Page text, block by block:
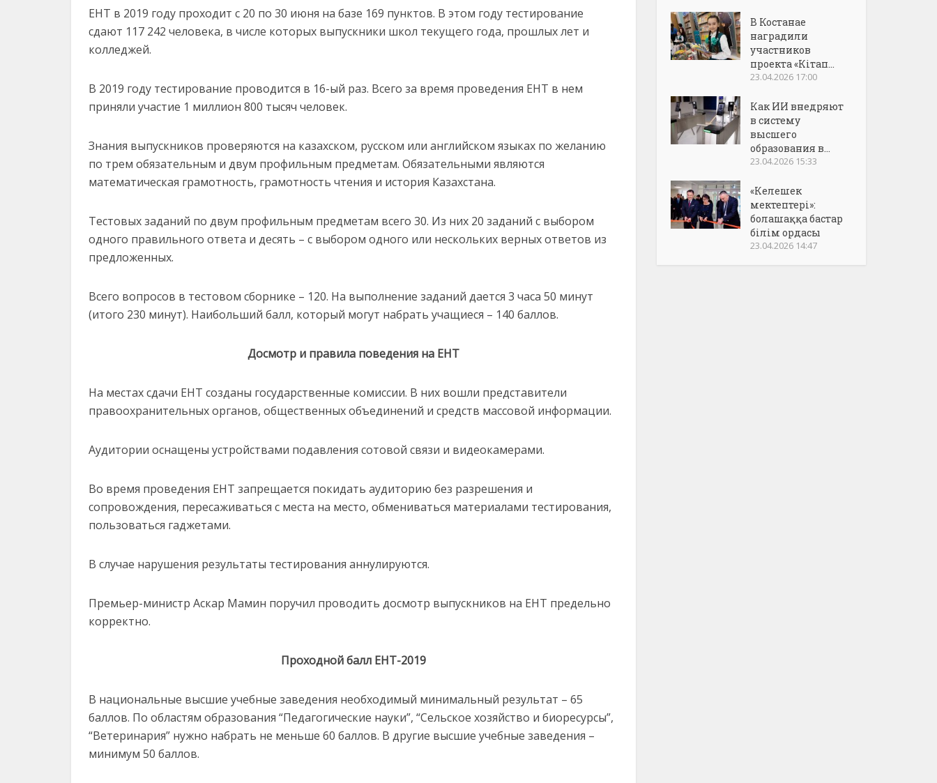
ЕНТ в 2019 году проходит с 20 по 30 июня на базе 169 пунктов. В этом году тестирование
сдают 117 242 человека, в числе которых выпускники школ текущего года, прошлых лет и
колледжей.
В 2019 году тестирование проводится в 16-ый раз. Всего за время проведения ЕНТ в нем
приняли участие 1 миллион 800 тысяч человек.
Знания выпускников проверяются на казахском, русском или английском языках по желанию
по трем обязательным и двум профильным предметам. Обязательными являются
математическая грамотность, грамотность чтения и история Казахстана.
Тестовых заданий по двум профильным предметам всего 30. Из них 20 заданий с выбором
одного правильного ответа и десять – с выбором одного или нескольких верных ответов из
предложенных.
Всего вопросов в тестовом сборнике – 120. На выполнение заданий дается 3 часа 50 минут
(итого 230 минут). Наибольший балл, который могут набрать учащиеся – 140 баллов.
Досмотр и правила поведения на ЕНТ
На местах сдачи ЕНТ созданы государственные комиссии. В них вошли представители
правоохранительных органов, общественных объединений и средств массовой информации.
Аудитории оснащены устройствами подавления сотовой связи и видеокамерами.
Во время проведения ЕНТ запрещается покидать аудиторию без разрешения и
сопровождения, пересаживаться с места на место, обмениваться материалами тестирования,
пользоваться гаджетами.
В случае нарушения результаты тестирования аннулируются.
Премьер-министр Аскар Мамин поручил проводить досмотр выпускников на ЕНТ предельно
корректно.
Проходной балл ЕНТ-2019
В национальные высшие учебные заведения необходимый минимальный результат – 65
баллов. По областям образования “Педагогические науки”, “Сельское хозяйство и биоресурсы”,
“Ветеринария” нужно набрать не меньше 60 баллов. В другие высшие учебные заведения –
минимум 50 баллов.
В Костанае
наградили
участников
проекта «Кітап...
23.04.2026 17:00
Как ИИ внедряют
в систему
высшего
образования в...
23.04.2026 15:33
«Келешек
мектептері»:
болашаққа бастар
білім ордасы
23.04.2026 14:47